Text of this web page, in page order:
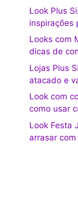
Look Plus
inspirações
Looks com
dicas de
Lojas Plus
atacado e
Look com
como usar
Look Festa
arrasar